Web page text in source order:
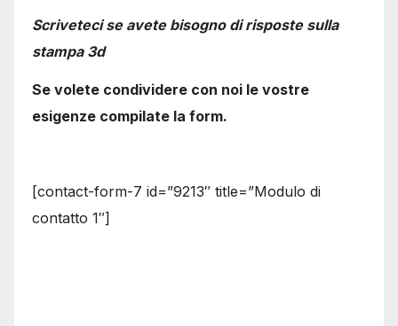
Scriveteci se avete bisogno di risposte sulla
stampa 3d
Se volete condividere con noi le vostre
esigenze compilate la form.
[contact-form-7 id=”9213″ title=”Modulo di
contatto 1″]